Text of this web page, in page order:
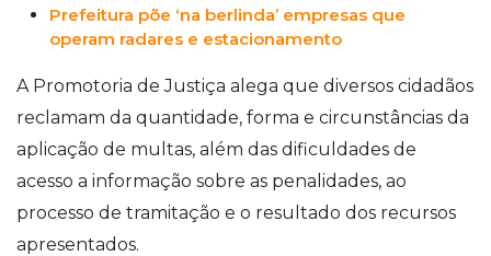
Prefeitura põe ‘na berlinda’ empresas que
operam radares e estacionamento
A Promotoria de Justiça alega que diversos cidadãos
reclamam da quantidade, forma e circunstâncias da
aplicação de multas, além das dificuldades de
acesso a informação sobre as penalidades, ao
processo de tramitação e o resultado dos recursos
apresentados.